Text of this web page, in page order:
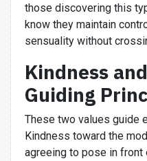
those discovering this
know they maintain
sensuality without
Kindness
Guiding
These two values guide
Kindness toward the
agreeing to pose in